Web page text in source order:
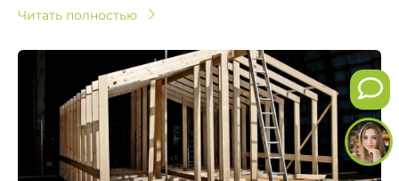
Читать полностью